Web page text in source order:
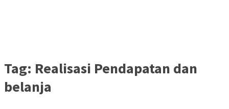
Tag: Realisasi Pendapatan dan
belanja